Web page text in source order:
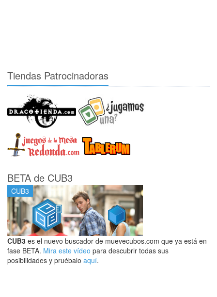
Tiendas Patrocinadoras
BETA de CUB3
CUB3
CUB3 es el nuevo buscador de muevecubos.com que ya está en
fase BETA. Mira este vídeo para descubrir todas sus
posibilidades y pruébalo aquí.